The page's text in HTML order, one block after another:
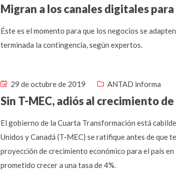
Migran a los canales digitales
Éste es el momento para que los negocios se
terminada la contingencia, según expertos.
29 de octubre de 2019 ANTAD informa
Sin T-MEC, adiós al crecimiento de
El gobierno de la Cuarta Transformación está
Unidos y Canadá (T-MEC) se ratifique antes de que
proyección de crecimiento económico para el país
prometido crecer a una tasa de 4%.